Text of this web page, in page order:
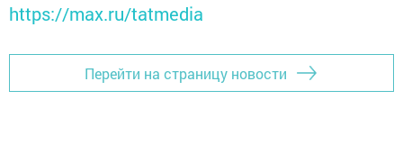
https://max.ru/tatmedia
Перейти на страницу новости